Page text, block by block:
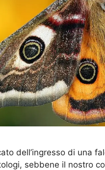
dell’ingresso di una
sebbene il nostro